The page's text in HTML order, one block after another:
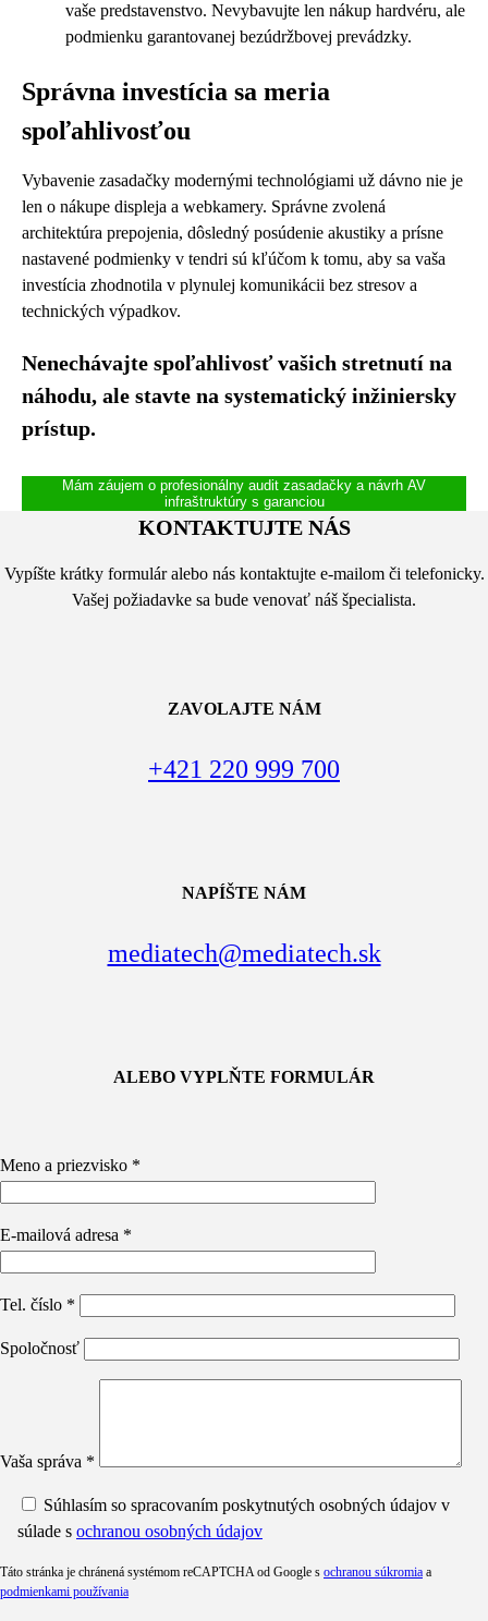
vaše predstavenstvo. Nevybavujte len nákup hardvéru, ale
podmienku garantovanej bezúdržbovej prevádzky.
Správna investícia sa meria
spoľahlivosťou
Vybavenie zasadačky modernými technológiami už dávno nie je
len o nákupe displeja a webkamery. Správne zvolená
architektúra prepojenia, dôsledný posúdenie akustiky a prísne
nastavené podmienky v tendri sú kľúčom k tomu, aby sa vaša
investícia zhodnotila v plynulej komunikácii bez stresov a
technických výpadkov.
Nenechávajte spoľahlivosť vašich stretnutí na
náhodu, ale stavte na systematický inžiniersky
prístup.
Mám záujem o profesionálny audit zasadačky a návrh AV
infraštruktúry s garanciou
KONTAKTUJTE NÁS
Vypíšte krátky formulár alebo nás kontaktujte e-mailom či telefonicky.
Vašej požiadavke sa bude venovať náš špecialista.
ZAVOLAJTE NÁM
+421 220 999 700
NAPÍŠTE NÁM
mediatech@mediatech.sk
ALEBO VYPLŇTE FORMULÁR
Meno a priezvisko *
E-mailová adresa *
Tel. číslo *
Spoločnosť
Vaša správa *
Súhlasím so spracovaním poskytnutých osobných údajov v
súlade s ochranou osobných údajov
Táto stránka je chránená systémom reCAPTCHA od Google s ochranou súkromia a
podmienkami používania